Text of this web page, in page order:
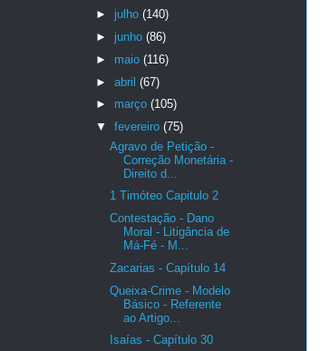
► julho (140)
► junho (86)
► maio (116)
► abril (67)
► março (105)
▼ fevereiro (75)
Agravo de Petição -
Correção Monetária -
Direito d...
1 Timóteo Capitulo 2
Contestação - Dano
Moral - Litigância de
Má-Fé - M...
Zacarias - Capítulo 14
Queixa-Crime - Modelo
Básico - Referente
ao Artigo...
Isaías - Capítulo 30